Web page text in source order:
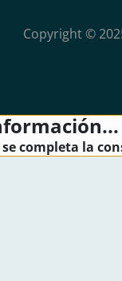
Copyright ©
completa la